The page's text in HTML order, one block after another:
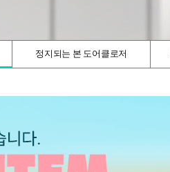
정지되는 본 도어클로저